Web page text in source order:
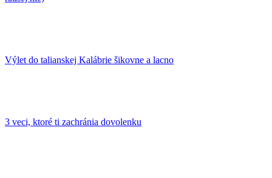
Výlet do talianskej Kalábrie šikovne a lacno
3 veci, ktoré ti zachránia dovolenku